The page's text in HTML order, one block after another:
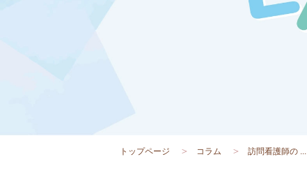
トップページ コラム 訪問看護師の ...